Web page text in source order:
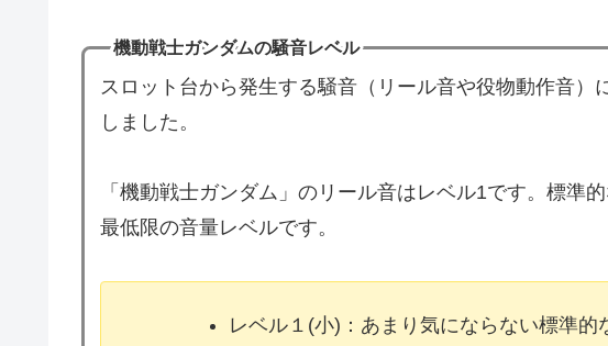
機動戦士ガンダムの騒音レベル
スロット台から発生する騒音（リール音や役物動作音）
しました。
「機動戦士ガンダム」のリール音はレベル1です。標準
最低限の音量レベルです。
レベル１(小)：あまり気にならない標準的